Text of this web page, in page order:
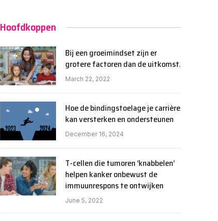
Hoofdkoppen
Bij een groeimindset zijn er
grotere factoren dan de uitkomst.
March 22, 2022
Hoe de bindingstoelage je carrière
kan versterken en ondersteunen
December 16, 2024
T-cellen die tumoren ‘knabbelen’
helpen kanker onbewust de
immuunrespons te ontwijken
June 5, 2022